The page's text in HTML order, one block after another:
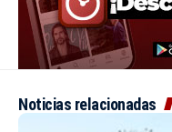
Noticias relacionadas